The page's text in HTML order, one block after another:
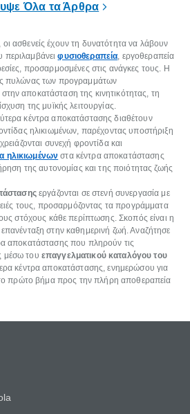
Όλα τα Άρθρα
, οι ασθενείς έχουν τη δυνατότητα να λάβουν
περιλαμβάνειφυσιοθεραπεία, εργοθεραπεία
προσαρμοσμένες στις ανάγκες τους. Η
πυλώνας των προγραμμάτων
αποκατάσταση της κινητικότητας, τη
της μυϊκής λειτουργίας.
κέντρα αποκατάστασης διαθέτουν
ηλικιωμένων, παρέχοντας υποστήριξη
συνεχή φροντίδα και
ηλικιωμένων στα κέντρα αποκατάστασης
της αυτονομίας και της ποιότητας ζωής
εργάζονται σε στενή συνεργασία με
τους, προσαρμόζοντας τα προγράμματα
στόχους κάθε περίπτωσης. Σκοπός είναι η
στην καθημερινή ζωή. Αναζήτησε
αποκατάστασης που πληρούν τις
μέσω του επαγγελματικού καταλόγου του
κέντρα αποκατάστασης, ενημερώσου για
το πρώτο βήμα προς την πλήρη αποθεραπεία